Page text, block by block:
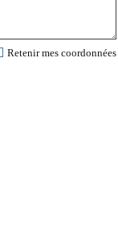
Retenir mes coordonnées